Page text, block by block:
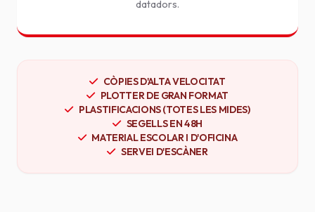
datadors.
CÒPIES D'ALTA VELOCITAT
PLOTTER DE GRAN FORMAT
PLASTIFICACIONS (TOTES LES MIDES)
SEGELLS EN 48H
MATERIAL ESCOLAR I D'OFICINA
SERVEI D'ESCÀNER